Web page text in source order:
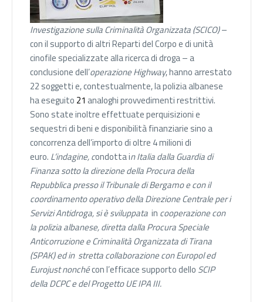
Investigazione sulla Criminalità Organizzata (SCICO)–
con il supporto di altri Reparti del Corpo e di unità
cinofile specializzate alla ricerca di droga – a
conclusione dell’operazione Highway, hanno arrestato
22 soggetti e, contestualmente, la polizia albanese
ha eseguito 21 analoghi provvedimenti restrittivi.
Sono state inoltre effettuate perquisizioni e
sequestri di beni e disponibilità finanziarie sino a
concorrenza dell’importo di oltre 4 milioni di
euro. L’indagine, condotta in Italia dalla Guardia di
Finanza sotto la direzione della Procura della
Repubblica presso il Tribunale di Bergamo e con il
coordinamento operativo della Direzione Centrale per i
Servizi Antidroga, si è sviluppata in cooperazione con
la polizia albanese, diretta dalla Procura Speciale
Anticorruzione e Criminalità Organizzata di Tirana
(SPAK) edin stretta collaborazione con Europol ed
Eurojust nonchécon l’efficace supporto dello SCIP
della DCPC e del Progetto UE IPA III.